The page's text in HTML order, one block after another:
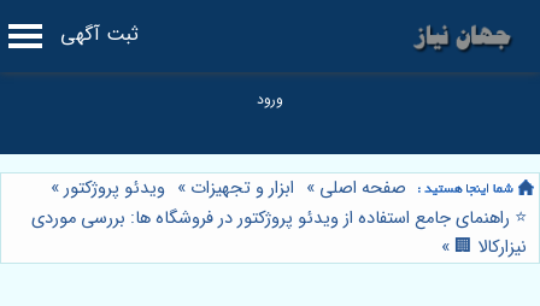
ثبت آگهی
صفحه اصلی » ابزار و تجهیزات » ویدئو پروژکتور»
⭐️ راهنمای جامع استفاده از ویدئو پروژکتور در فروشگاه ها: بررسی موردی
نیزارکالا 🏢 »